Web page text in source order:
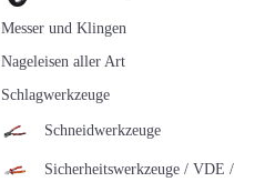
Messer und Klingen
Nageleisen aller Art
Schlagwerkzeuge
Schneidwerkzeuge
Sicherheitswerkzeuge / VDE /